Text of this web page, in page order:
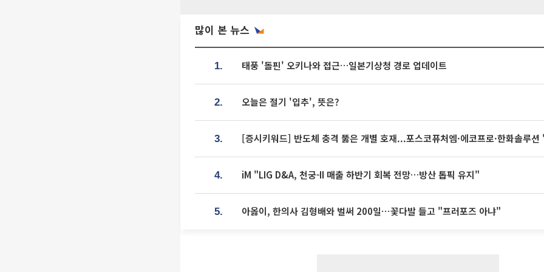
많이 본 뉴스
1. 태풍 '돌핀' 오키나와 접근…일본기상청 경로 업데이트
2. 오늘은 절기 '입추', 뜻은?
3. [증시키워드] 반도체 충격 뚫은 개별 호재...포스코퓨처엠·에코프로·한화솔루
4. iM "LIG D&A, 천궁-II 매출 하반기 회복 전망…방산 톱픽 유지"
5. 아옳이, 한의사 김형배와 벌써 200일⋯꽃다발 들고 "프러포즈 아냐"